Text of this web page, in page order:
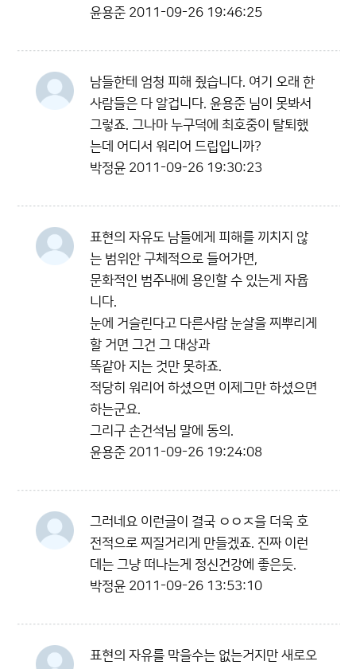
윤용준 2011-09-26 19:46:25
남들한테 엄청 피해 줬습니다. 여기 오래 한
사람들은 다 알겁니다. 윤용준 님이 못봐서
그렇죠. 그나마 누구덕에 최호중이 탈퇴했
는데 어디서 워리어 드립입니까?
박정윤 2011-09-26 19:30:23
표현의 자유도 남들에게 피해를 끼치지 않
는 범위안 구체적으로 들어가면,
문화적인 범주내에 용인할 수 있는게 자윱
니다.
눈에 거슬린다고 다른사람 눈살을 찌뿌리게
할 거면 그건 그 대상과
똑같아 지는 것만 못하죠.
적당히 워리어 하셨으면 이제그만 하셨으면
하는군요.
그리구 손건석님 말에 동의.
윤용준 2011-09-26 19:24:08
그러네요 이런글이 결국 ㅇㅇㅈ을 더욱 호
전적으로 찌질거리게 만들겠죠. 진짜 이런
데는 그냥 떠나는게 정신건강에 좋은듯.
박정윤 2011-09-26 13:53:10
표현의 자유를 막을수는 없는거지만 새로오